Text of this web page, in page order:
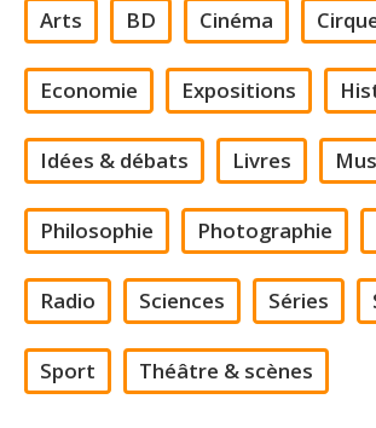
Arts BD Cinéma
Economie Expositions
Idées & débats Livres
Philosophie Photographie
Radio Sciences Séries
Sport Théâtre & scènes